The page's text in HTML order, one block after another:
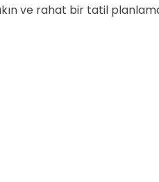
ve rahat bir tatil